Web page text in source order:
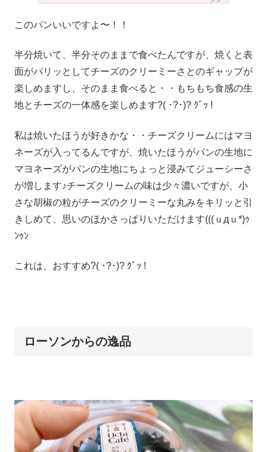
このパンいいですよ〜！！
半分焼いて、半分そのままで食べたんですが、焼くと表
面がパリッとしてチーズのクリーミーさとのギャップが
楽しめますし、そのまま食べると・・もちもち食感の生
地とチーズの一体感を楽しめます?( ･?･)? ｸﾞｯ !
私は焼いたほうが好きかな・・チーズクリームにはマヨ
ネーズが入ってるんですが、焼いたほうがパンの生地に
マヨネーズがパンの生地にちょっと浸みてジューシーさ
が増します♪チーズクリームの味は少々濃いですが、小
さな胡椒の粒がチーズのクリーミーな丸みをキリッと引
きしめて、思いのほかさっぱりいただけます(((ｕдｕ*)ｩ
ﾝｩﾝ
これは、おすすめ?( ･?･)? ｸﾞｯ !
ローソンからの逸品